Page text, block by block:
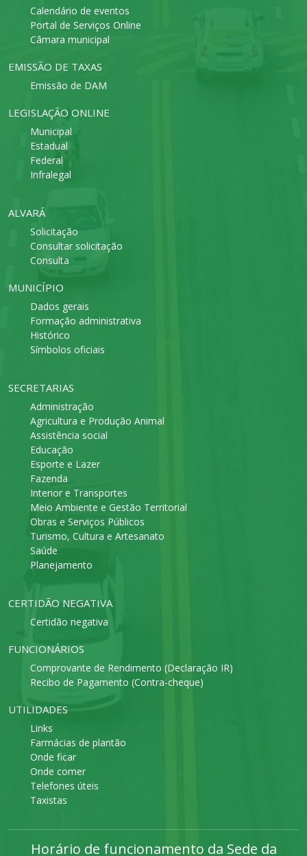
Calendário de eventos
Portal de Serviços Online
Câmara municipal
EMISSÃO DE TAXAS
Emissão de DAM
LEGISLAÇÃO ONLINE
Municipal
Estadual
Federal
Infralegal
ALVARÁ
Solicitação
Consultar solicitação
Consulta
MUNICÍPIO
Dados gerais
Formação administrativa
Histórico
Símbolos oficiais
SECRETARIAS
Administração
Agricultura e Produção Animal
Assistência social
Educação
Esporte e Lazer
Fazenda
Interior e Transportes
Meio Ambiente e Gestão Territorial
Obras e Serviços Públicos
Turismo, Cultura e Artesanato
Saúde
Planejamento
CERTIDÃO NEGATIVA
Certidão negativa
FUNCIONÁRIOS
Comprovante de Rendimento (Declaração IR)
Recibo de Pagamento (Contra-cheque)
UTILIDADES
Links
Farmácias de plantão
Onde ficar
Onde comer
Telefones úteis
Taxistas
Horário de funcionamento da Sede da